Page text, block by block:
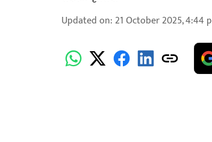
Updated on: 21 October 2025, 4:44